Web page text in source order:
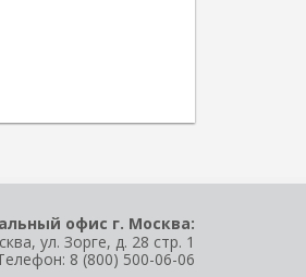
офис г. Москва:
ул. Зорге, д. 28 стр. 1
8 (800) 500-06-06